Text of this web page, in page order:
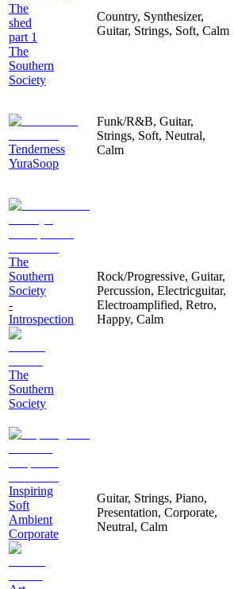
The
shed
part 1
The
Southern
Society
Country, Synthesizer,
Guitar, Strings, Soft, Calm
Tenderness
YuraSoop
Funk/R&B, Guitar,
Strings, Soft, Neutral,
Calm
The
Southern
Society
-
Introspection
The
Southern
Society
Rock/Progressive, Guitar,
Percussion, Electricguitar,
Electroamplified, Retro,
Happy, Calm
Inspiring
Soft
Ambient
Corporate
Guitar, Strings, Piano,
Presentation, Corporate,
Neutral, Calm